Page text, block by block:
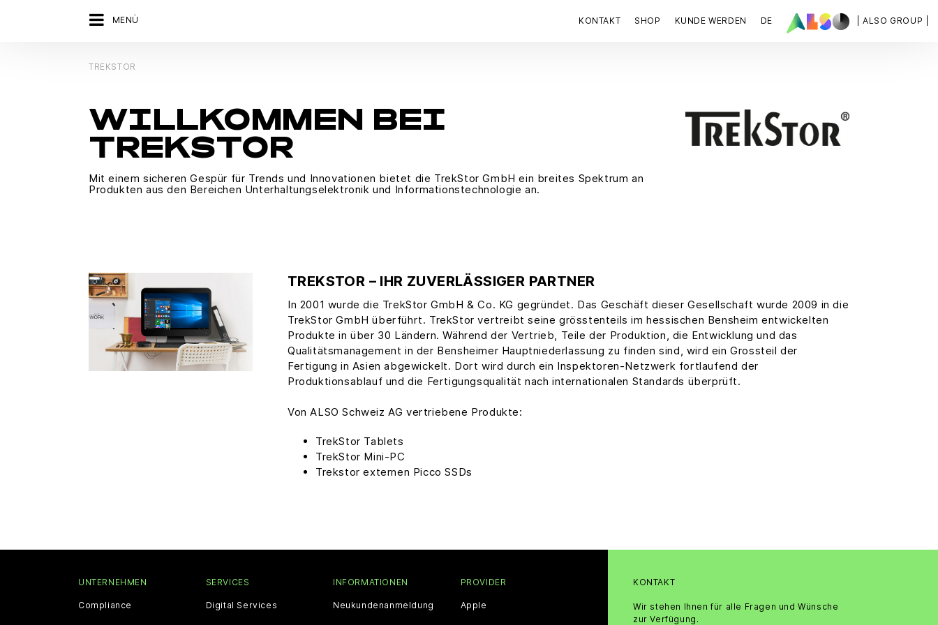
MENÜ | ALSO GROUP |
KONTAKT SHOP KUNDE WERDEN DE
TREKSTOR
WILLKOMMEN BEI
TREKSTOR
Mit einem sicheren Gespür für Trends und Innovationen bietet die TrekStor GmbH ein breites Spektrum an
Produkten aus den Bereichen Unterhaltungselektronik und Informationstechnologie an.
TREKSTOR – IHR ZUVERLÄSSIGER PARTNER
In 2001 wurde die TrekStor GmbH & Co. KG gegründet. Das Geschäft dieser Gesellschaft wurde 2009 in die
TrekStor GmbH überführt. TrekStor vertreibt seine grösstenteils im hessischen Bensheim entwickelten
Produkte in über 30 Ländern. Während der Vertrieb, Teile der Produktion, die Entwicklung und das
Qualitätsmanagement in der Bensheimer Hauptniederlassung zu finden sind, wird ein Grossteil der
Fertigung in Asien abgewickelt. Dort wird durch ein Inspektoren-Netzwerk fortlaufend der
Produktionsablauf und die Fertigungsqualität nach internationalen Standards überprüft.
Von ALSO Schweiz AG vertriebene Produkte:
TrekStor Tablets
TrekStor Mini-PC
Trekstor externen Picco SSDs
KONTAKT
Wir stehen Ihnen für alle Fragen und Wünsche
zur Verfügung.
UNTERNEHMEN
Compliance
SERVICES
Digital Services
INFORMATIONEN
Neukundenanmeldung
PROVIDER
Apple